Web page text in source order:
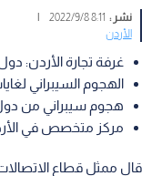
نشر : 8:11 2022/9/8
|
الأردن
غرفة تجارة الأردن:
الهجوم السيبراني
هجوم سيبراني من
مركز متخصص في
قال ممثل قطاع